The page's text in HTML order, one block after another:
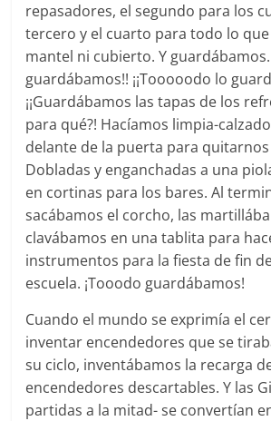
repasadores, el segundo para los
tercero y el cuarto para todo lo
mantel ni cubierto. Y
guardábamos!! ¡¡Tooooodo lo
¡¡Guardábamos las tapas de los
para qué?! Hacíamos limpia-
delante de la puerta para
Dobladas y enganchadas a una
en cortinas para los bares. Al
sacábamos el corcho, las
clavábamos en una tablita para
instrumentos para la fiesta de fin
escuela. ¡Tooodo guardábamos!
Cuando el mundo se exprimía el
inventar encendedores que se
su ciclo, inventábamos la recarga
encendedores descartables. Y las
partidas a la mitad- se convertían